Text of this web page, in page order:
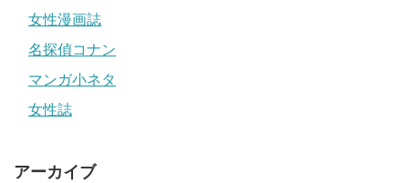
女性漫画誌
名探偵コナン
マンガ小ネタ
女性誌
アーカイブ